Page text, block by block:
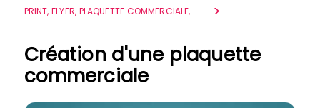
PRINT, FLYER, PLAQUETTE COMMERCIALE, ...
Création d'une plaquette
commerciale